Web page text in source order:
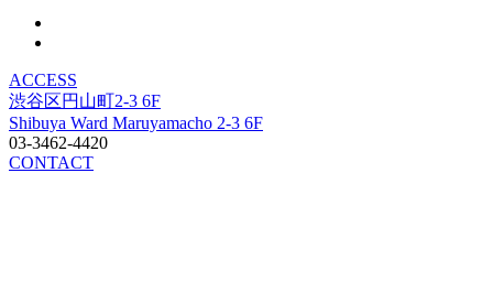
ACCESS
渋谷区円山町2-3 6F
Shibuya Ward Maruyamacho 2-3 6F
03-3462-4420
CONTACT